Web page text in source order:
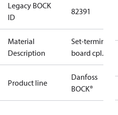
Legacy BOCK
ID
82391
Material
Description
Set-terminal
board cpl.
Product line
Danfoss
BOCK®